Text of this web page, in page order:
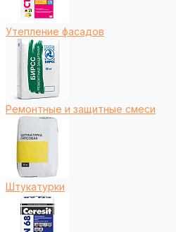
Утепление фасадов
Ремонтные и защитные смеси
Штукатурки